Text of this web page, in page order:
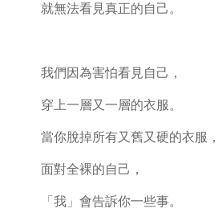
就無法看見真正的自己。
我們因為害怕看見自己，
穿上一層又一層的衣服。
當你脫掉所有又舊又硬的衣服，
面對全裸的自己，
「我」會告訴你一些事。